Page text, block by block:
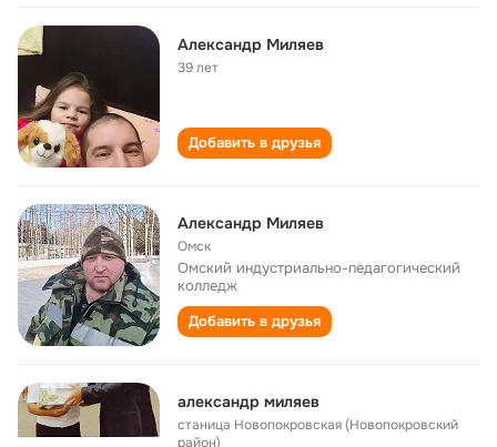
Александр Миляев
39 лет
Добавить в друзья
Александр Миляев
Омск
Омский индустриально-педагогический
колледж
Добавить в друзья
александр миляев
станица Новопокровская (Новопокровский
район)